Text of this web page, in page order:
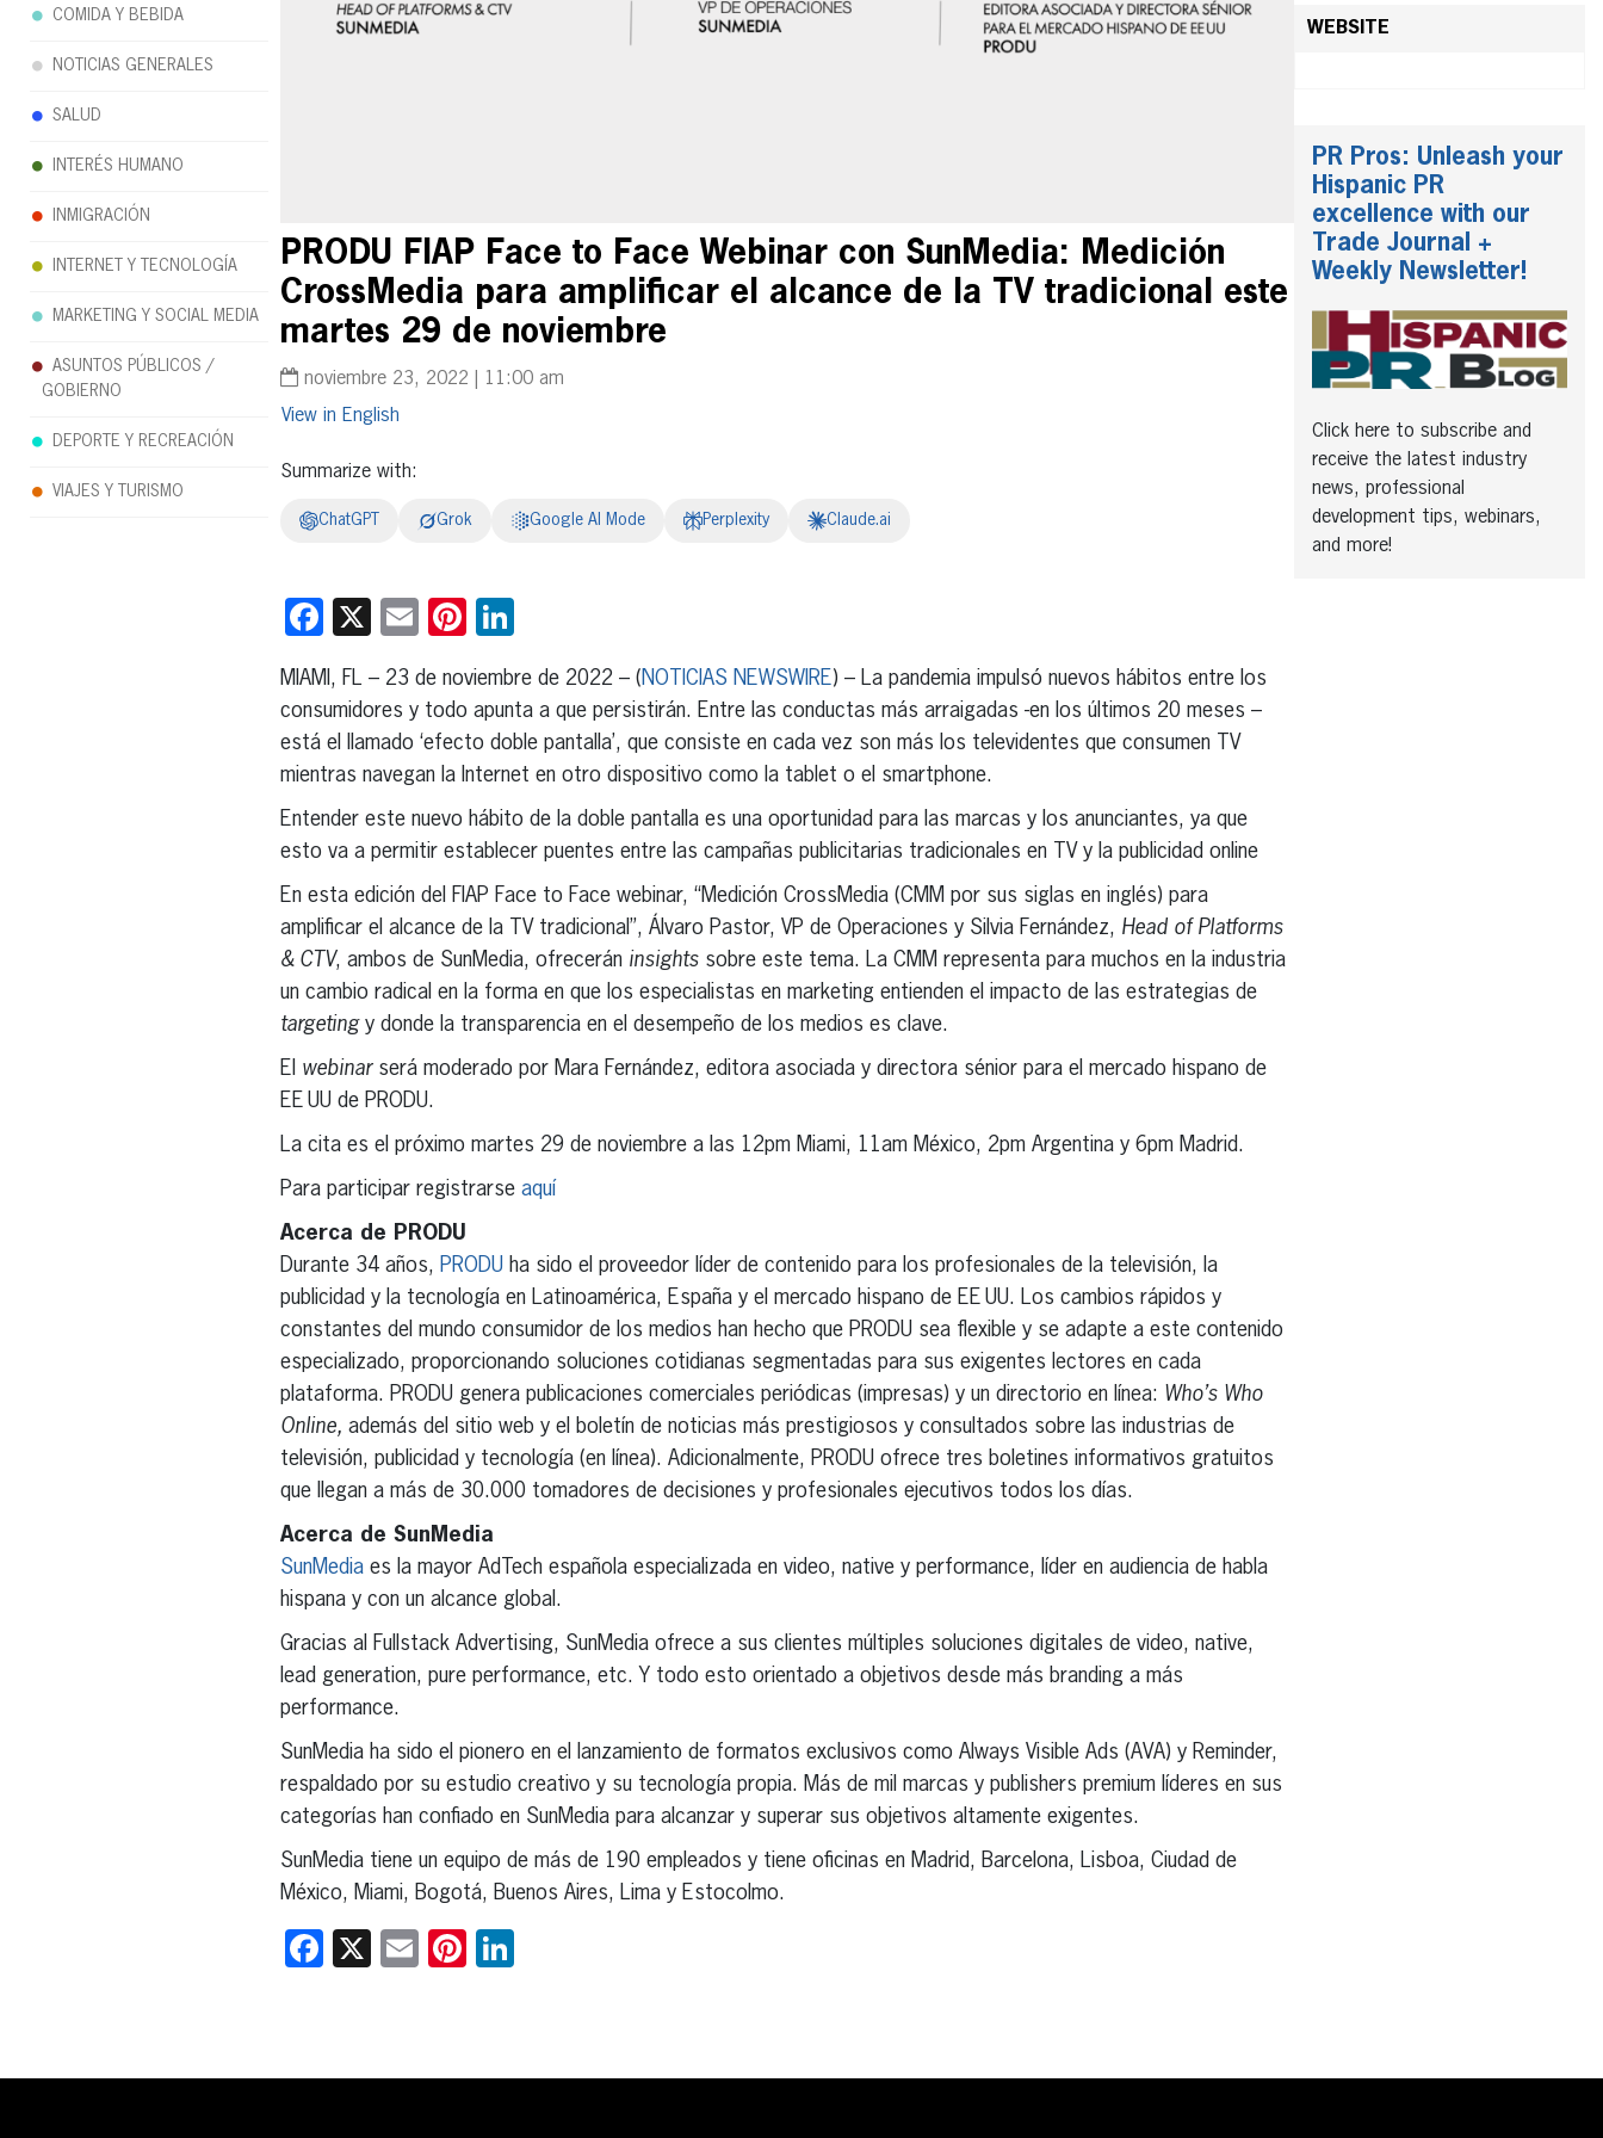
PRODU FIAP Face to Face Webinar con SunMedia: Medición
CrossMedia para amplificar el alcance de la TV tradicional este
martes 29 de noviembre
noviembre 23, 2022 | 11:00 am
English
Summarize with:
ChatGPT Grok Google AI Mode Perplexity Claude.ai
Facebook
X EmailPinterest
MIAMI, FL – 23 de noviembre de 2022 – (NOTICIAS NEWSWIRE) – La pandemia impulsó nuevos hábitos entre los
consumidores y todo apunta a que persistirán. Entre las conductas más arraigadas -en los últimos 20 meses –
está el llamado ‘efecto doble pantalla’, que consiste en cada vez son más los televidentes que consumen TV
mientras navegan la Internet en otro dispositivo como la tablet o el smartphone.
Entender este nuevo hábito de la doble pantalla es una oportunidad para las marcas y los anunciantes, ya que
esto va a permitir establecer puentes entre las campañas publicitarias tradicionales en TV y la publicidad online
En esta edición del FIAP Face to Face webinar, “Medición CrossMedia (CMM por sus siglas en inglés) para
amplificar el alcance de la TV tradicional”, Álvaro Pastor, VP de Operaciones y Silvia Fernández, Head of Platforms
& CTV, ambos de SunMedia, ofrecerán insightssobre este tema. La CMM representa para muchos en la industria
un cambio radical en la forma en que los especialistas en marketing entienden el impacto de las estrategias de
targetingy donde la transparencia en el desempeño de los medios es clave.
El webinarserá moderado por Mara Fernández, editora asociada y directora sénior para el mercado hispano de
EE UU de PRODU.
La cita es el próximo martes 29 de noviembre a las 12pm Miami, 11am México, 2pm Argentina y 6pm Madrid.
Para participar registrarse aquí
Acerca de PRODU
Durante 34 años, PRODUha sido el proveedor líder de contenido para los profesionales de la televisión, la
publicidad y la tecnología en Latinoamérica, España y el mercado hispano de EE UU. Los cambios rápidos y
constantes del mundo consumidor de los medios han hecho que PRODU sea flexible y se adapte a este contenido
especializado, proporcionando soluciones cotidianas segmentadas para sus exigentes lectores en cada
plataforma. PRODU genera publicaciones comerciales periódicas (impresas) y un directorio en línea: Who’s Who
Online, además del sitio web y el boletín de noticias más prestigiosos y consultados sobre las industrias de
televisión, publicidad y tecnología (en línea). Adicionalmente, PRODU ofrece tres boletines informativos gratuitos
que llegan a más de 30.000 tomadores de decisiones y profesionales ejecutivos todos los días.
Acerca de SunMedia
SunMediaes la mayor AdTech española especializada en video, native y performance, líder en audiencia de habla
hispana y con un alcance global.
Gracias al Fullstack Advertising, SunMedia ofrece a sus clientes múltiples soluciones digitales de video, native,
lead generation, pure performance, etc. Y todo esto orientado a objetivos desde más branding a más
performance.
SunMedia ha sido el pionero en el lanzamiento de formatos exclusivos como Always Visible Ads (AVA) y Reminder,
respaldado por su estudio creativo y su tecnología propia. Más de mil marcas y publishers premium líderes en sus
categorías han confiado en SunMedia para alcanzar y superar sus objetivos altamente exigentes.
SunMedia tiene un equipo de más de 190 empleados y tiene oficinas en Madrid, Barcelona, Lisboa, Ciudad de
México, Miami, Bogotá, Buenos Aires, Lima y Estocolmo.
Facebook
X EmailPinterest
WEBSITE
PR Pros: Unleash your
Hispanic PR
excellence with our
Trade Journal +
Weekly Newsletter!
Click here to subscribe and
receive the latest industry
news, professional
development tips, webinars,
and more!
COMIDA Y BEBIDA
NOTICIAS GENERALES
SALUD
INTERÉS HUMANO
INMIGRACIÓN
INTERNET Y TECNOLOGÍA
MARKETING Y SOCIAL MEDIA
ASUNTOS PÚBLICOS /
GOBIERNO
DEPORTE Y RECREACIÓN
VIAJES Y TURISMO